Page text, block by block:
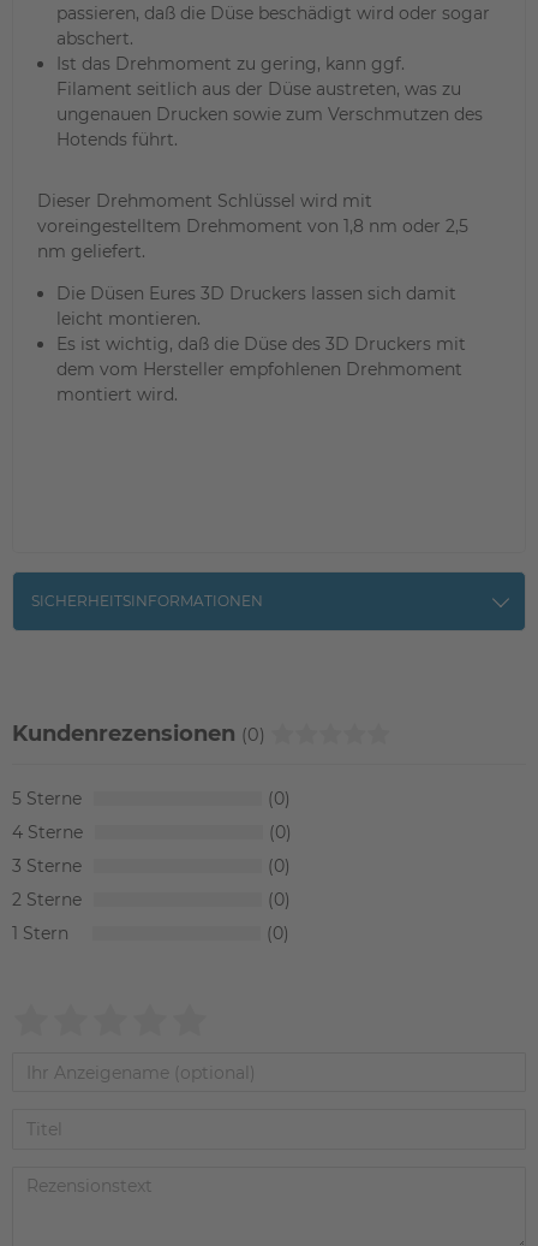
passieren, daß die Düse beschädigt wird oder sogar
abschert.
Ist das Drehmoment zu gering, kann ggf.
Filament seitlich aus der Düse austreten, was zu
ungenauen Drucken sowie zum Verschmutzen des
Hotends führt.
Dieser Drehmoment Schlüssel wird mit
voreingestelltem Drehmoment von 1,8 nm oder 2,5
nm geliefert.
Die Düsen Eures 3D Druckers lassen sich damit
leicht montieren.
Es ist wichtig, daß die Düse des 3D Druckers mit
dem vom Hersteller empfohlenen Drehmoment
montiert wird.
SICHERHEITSINFORMATIONEN
Kundenrezensionen (0)
5
0
4
0
3
0
2
0
1
0